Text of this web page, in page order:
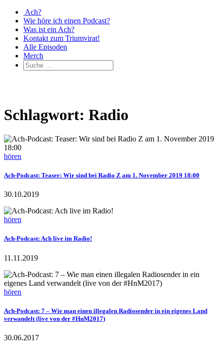
Ach?
Wie höre ich einen Podcast?
Was ist ein Ach?
Kontakt zum Triumvirat!
Alle Episoden
Merch
Schlagwort: Radio
hören
Ach-Podcast: Teaser: Wir sind bei Radio Z am 1. November 2019 18:00
30.10.2019
hören
Ach-Podcast: Ach live im Radio!
11.11.2019
hören
Ach-Podcast: 7 – Wie man einen illegalen Radiosender in ein eigenes Land
verwandelt (live von der #HnM2017)
30.06.2017